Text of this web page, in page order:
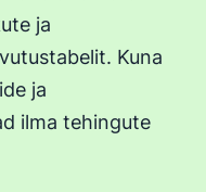
ja
Kuna
ja
ilma tehingute